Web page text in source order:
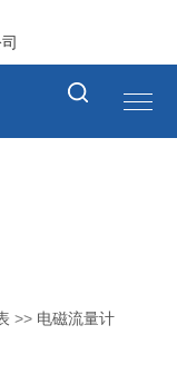
>> 电磁流量计